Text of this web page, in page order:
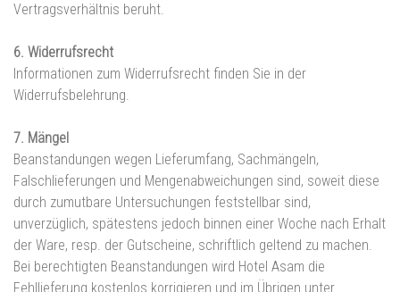
Vertragsverhältnis beruht.
6. Widerrufsrecht
Informationen zum Widerrufsrecht finden Sie in der
Widerrufsbelehrung.
7. Mängel
Beanstandungen wegen Lieferumfang, Sachmängeln,
Falschlieferungen und Mengenabweichungen sind, soweit diese
durch zumutbare Untersuchungen feststellbar sind,
unverzüglich, spätestens jedoch binnen einer Woche nach Erhalt
der Ware, resp. der Gutscheine, schriftlich geltend zu machen.
Bei berechtigten Beanstandungen wird Hotel Asam die
Fehllieferung kostenlos korrigieren und im Übrigen unter